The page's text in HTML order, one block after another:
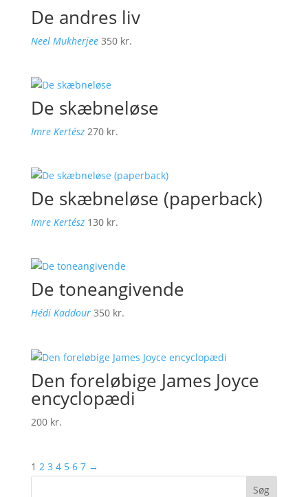
De andres liv
Neel Mukherjee 350 kr.
De skæbneløse
Imre Kertész 270 kr.
De skæbneløse (paperback)
Imre Kertész 130 kr.
De toneangivende
Hédi Kaddour 350 kr.
Den foreløbige James Joyce
encyclopædi
200 kr.
1 2 3 4 5 6 7 →
Søg